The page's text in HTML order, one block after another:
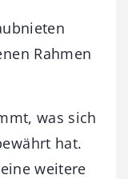
Rahmen
was sich
hat.
weitere